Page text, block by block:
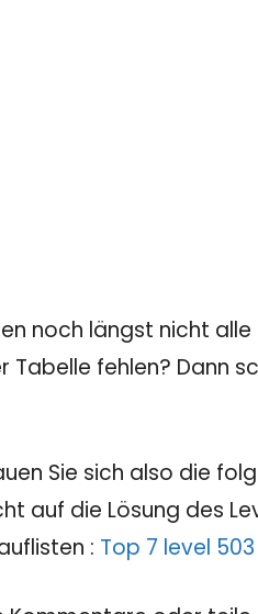
noch längst nicht
fehlen? Dann
Sie sich also die
auf die Lösung des
: Top 7 level